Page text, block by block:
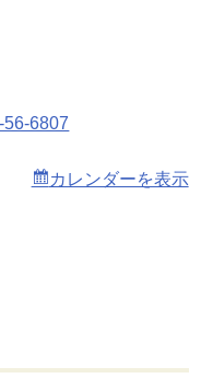
56-6807
カレンダーを表示